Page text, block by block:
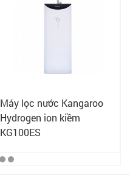
Máy lọc nước Kangaroo
Hydrogen ion kiềm
KG100ES